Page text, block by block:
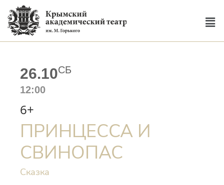
26.10СБ
12:00
6+
ПРИНЦЕССА И
СВИНОПАС
Сказка